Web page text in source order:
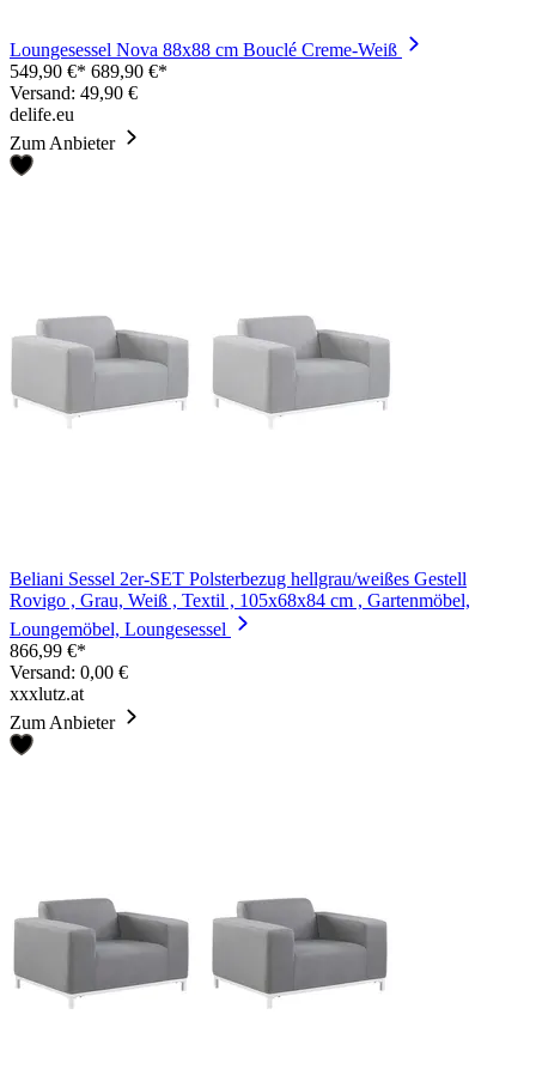
Loungesessel Nova 88x88 cm Bouclé Creme-Weiß
549,90 €* 689,90 €*
Versand: 49,90 €
delife.eu
Zum Anbieter
Beliani Sessel 2er-SET Polsterbezug hellgrau/weißes Gestell
Rovigo , Grau, Weiß , Textil , 105x68x84 cm , Gartenmöbel,
Loungemöbel, Loungesessel
866,99 €*
Versand: 0,00 €
xxxlutz.at
Zum Anbieter